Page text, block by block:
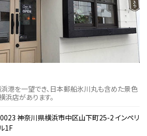
港を一望でき、日本郵船氷川丸も含めた景色
浜店があります。
神奈川県横浜市中区山下町25-2 インペリ
1F